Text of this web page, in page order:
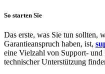
So starten Sie
Das erste, was Sie tun sollten,
Garantieanspruch haben, ist,
eine Vielzahl von Support-
technischer Unterstützung